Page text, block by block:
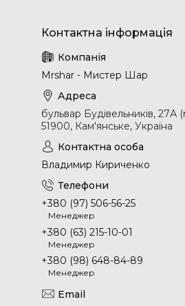
Mrshar - Мистер Шар
бульвар Будівельників, 27А
51900, Кам'янське, Україна
Владимир Кириченко
+380 (97) 506-56-25
Менеджер
+380 (63) 215-10-01
Менеджер
+380 (98) 648-84-89
Менеджер